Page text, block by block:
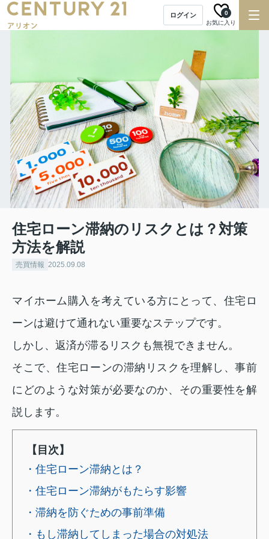
ログイン
お気に入り
0
住宅ローン滞納のリスクとは？対策
方法を解説
売買情報 2025.09.08
マイホーム購入を考えている方にとって、住宅ロ
ーンは避けて通れない重要なステップです。
しかし、返済が滞るリスクも無視できません。
そこで、住宅ローンの滞納リスクを理解し、事前
にどのような対策が必要なのか、その重要性を解
説します。
【目次】
・住宅ローン滞納とは？
・住宅ローン滞納がもたらす影響
・滞納を防ぐための事前準備
・もし滞納してしまった場合の対処法